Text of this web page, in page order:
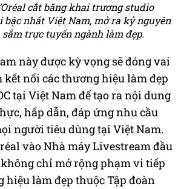
cắt băng khai trương studio
nhất Việt Nam, mở ra kỷ nguyên
trực tuyến ngành làm đẹp.
này được kỳ vọng sẽ đóng vai
nối các thương hiệu làm đẹp
tại Việt Nam để tạo ra nội dung
hấp dẫn, đáp ứng nhu cầu
người tiêu dùng tại Việt Nam.
vào Nhà máy Livestream đầu
chỉ mở rộng phạm vi tiếp
hiệu làm đẹp thuộc Tập đoàn